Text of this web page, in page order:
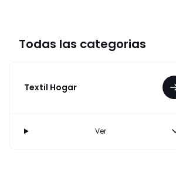
Todas las categorias
Textil Hogar
Ver